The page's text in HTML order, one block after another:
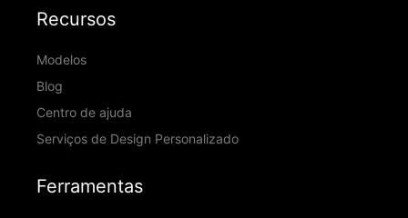
Recursos
Modelos
Blog
Centro de ajuda
Serviços de Design Personalizado
Ferramentas